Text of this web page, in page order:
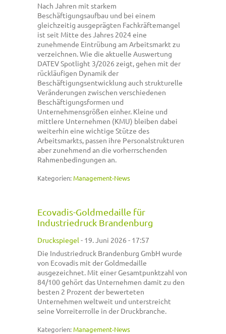
Nach Jahren mit starkem
Beschäftigungsaufbau und bei einem
gleichzeitig ausgeprägten Fachkräftemangel
ist seit Mitte des Jahres 2024 eine
zunehmende Eintrübung am Arbeitsmarkt zu
verzeichnen. Wie die aktuelle Auswertung
DATEV Spotlight 3/2026 zeigt, gehen mit der
rückläufigen Dynamik der
Beschäftigungsentwicklung auch strukturelle
Veränderungen zwischen verschiedenen
Beschäftigungsformen und
Unternehmensgrößen einher. Kleine und
mittlere Unternehmen (KMU) bleiben dabei
weiterhin eine wichtige Stütze des
Arbeitsmarkts, passen ihre Personalstrukturen
aber zunehmend an die vorherrschenden
Rahmenbedingungen an.
Kategorien: Management-News
Ecovadis-Goldmedaille für
Industriedruck Brandenburg
Druckspiegel - 19. Juni 2026 - 17:57
Die Industriedruck Brandenburg GmbH wurde
von Ecovadis mit der Goldmedaille
ausgezeichnet. Mit einer Gesamtpunktzahl von
84/100 gehört das Unternehmen damit zu den
besten 2 Prozent der bewerteten
Unternehmen weltweit und unterstreicht
seine Vorreiterrolle in der Druckbranche.
Kategorien: Management-News